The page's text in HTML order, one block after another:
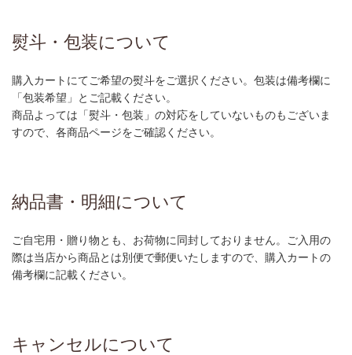
熨斗・包装について
購入カートにてご希望の熨斗をご選択ください。包装は備考欄に
「包装希望」とご記載ください。
商品よっては「熨斗・包装」の対応をしていないものもございま
すので、各商品ページをご確認ください。
納品書・明細について
ご自宅用・贈り物とも、お荷物に同封しておりません。ご入用の
際は当店から商品とは別便で郵便いたしますので、購入カートの
備考欄に記載ください。
キャンセルについて